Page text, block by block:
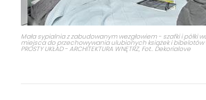
Mała sypialnia z zabudowanym wezgłowiem - szafki i półki
miejsca do przechowywania ulubionych książek i bibelotów
PROSTY UKŁAD - ARCHITEKTURA WNĘTRZ, Fot.. Dekorialove